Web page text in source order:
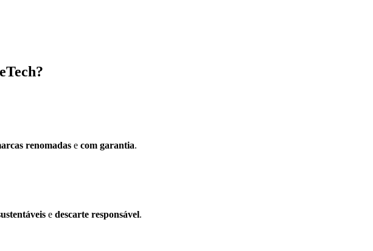
?
renomadas e com garantia.
e descarte responsável.